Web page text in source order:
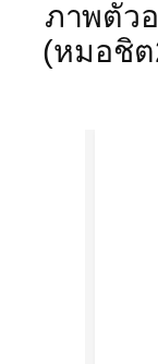
ภาพตัว
(หมอชิต